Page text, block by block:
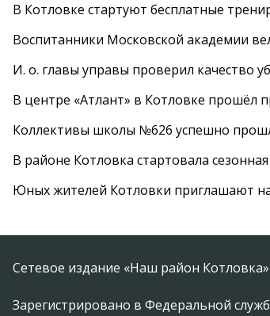
В Котловке стартуют бесплатные
Воспитанники Московской академии
И. о. главы управы проверил качество
В центре «Атлант» в Котловке прошёл
Коллективы школы №626 успешно
В районе Котловка стартовала
Юных жителей Котловки приглашают
Сетевое издание «Наш район Котловка»
Зарегистрировано в Федеральной